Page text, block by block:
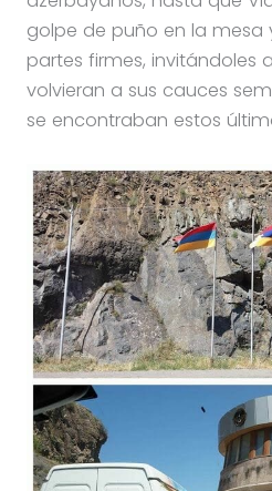
golpe de puño en la mesa
partes firmes, invitándoles
volvieran a sus cauces
se encontraban estos